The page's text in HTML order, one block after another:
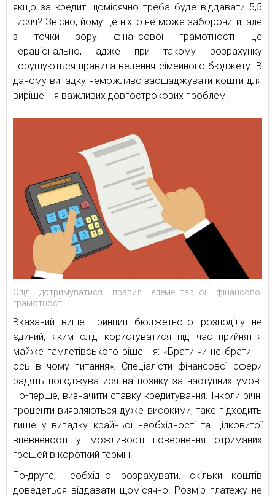
якщо за кредит щомісячно треба буде віддавати 5,5
тисяч? Звісно, йому це ніхто не може заборонити, але
з точки зору фінансової грамотності це
нераціонально, адже при такому розрахунку
порушуються правила ведення сімейного бюджету. В
даному випадку неможливо заощаджувати кошти для
вирішення важливих довгострокових проблем.
Слід дотримуватися правил елементарної фінансової
грамотності
Вказаний вище принцип бюджетного розподілу не
єдиний, яким слід користуватися під час прийняття
майже гамлетівського рішення: «Брати чи не брати —
ось в чому питання». Спеціалісти фінансової сфери
радять погоджуватися на позику за наступних умов.
По-перше, визначити ставку кредитування. Інколи річні
проценти виявляються дуже високими, таке підходить
лише у випадку крайньої необхідності та цілковитої
впевненості у можливості повернення отриманих
грошей в короткий термін.
По-друге, необхідно розрахувати, скільки коштів
доведеться віддавати щомісячно. Розмір платежу не